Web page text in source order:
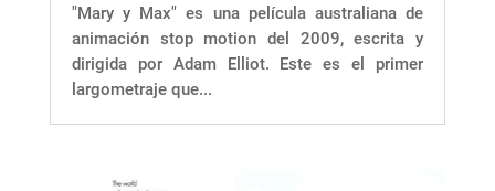
"Mary y Max" es una película australiana de
animación stop motion del 2009, escrita y
dirigida por Adam Elliot. Este es el primer
largometraje que...